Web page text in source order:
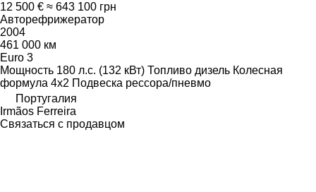
12 500 € ≈ 643 100 грн
Авторефрижератор
2004
461 000 км
Euro 3
Мощность 180 л.с. (132 кВт) Топливо дизель Колесная
формула 4x2 Подвеска рессора/пневмо
Португалия
Irmãos Ferreira
Связаться с продавцом